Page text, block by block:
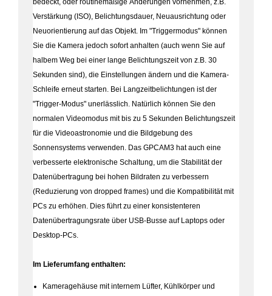
bedeckt, oder routinemäßige Änderungen vornehmen, z.B.
Verstärkung (ISO), Belichtungsdauer, Neuausrichtung oder
Neuorientierung auf das Objekt. Im "Triggermodus" können
Sie die Kamera jedoch sofort anhalten (auch wenn Sie auf
halbem Weg bei einer lange Belichtungszeit von z.B. 30
Sekunden sind), die Einstellungen ändern und die Kamera-
Schleife erneut starten. Bei Langzeitbelichtungen ist der
"Trigger-Modus" unerlässlich. Natürlich können Sie den
normalen Videomodus mit bis zu 5 Sekunden Belichtungszeit
für die Videoastronomie und die Bildgebung des
Sonnensystems verwenden. Das GPCAM3 hat auch eine
verbesserte elektronische Schaltung, um die Stabilität der
Datenübertragung bei hohen Bildraten zu verbessern
(Reduzierung von dropped frames) und die Kompatibilität mit
PCs zu erhöhen. Dies führt zu einer konsistenteren
Datenübertragungsrate über USB-Busse auf Laptops oder
Desktop-PCs.
Im Lieferumfang enthalten:
Kameragehäuse mit internem Lüfter, Kühlkörper und